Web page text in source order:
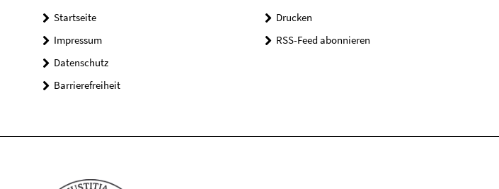
Startseite
Impressum
Datenschutz
Barrierefreiheit
Drucken
RSS-Feed abonnieren